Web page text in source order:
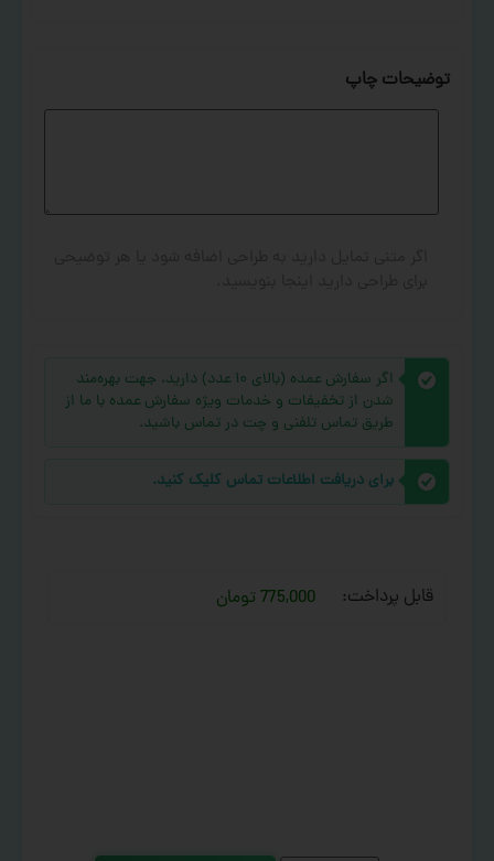
توضیحات چاپ
اگر سفارش عمده (بالای ۱۰ عدد) دارید، جهت بهره‌مند
شدن از تخفیفات و خدمات ویژه سفارش عمده با ما از
طریق تماس تلفنی و چت در تماس باشید.
برای دریافت اطلاعات تماس کلیک کنید.
قابل پرداخت: 775,000 تومان